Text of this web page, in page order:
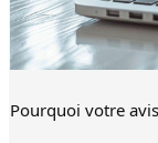
Pourquoi votre